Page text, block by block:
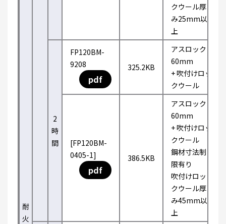
耐
火
クウール厚
み25mm以
上
2
時
間
FP120BM-
9208
pdf
325.2KB
アスロック
60mm
+ 吹付けロッ
クウール
[FP120BM-
0405-1]
pdf
386.5KB
アスロック
60mm
+ 吹付けロッ
クウール
鋼材寸法制
限有り
吹付けロッ
クウール厚
み45mm以
上